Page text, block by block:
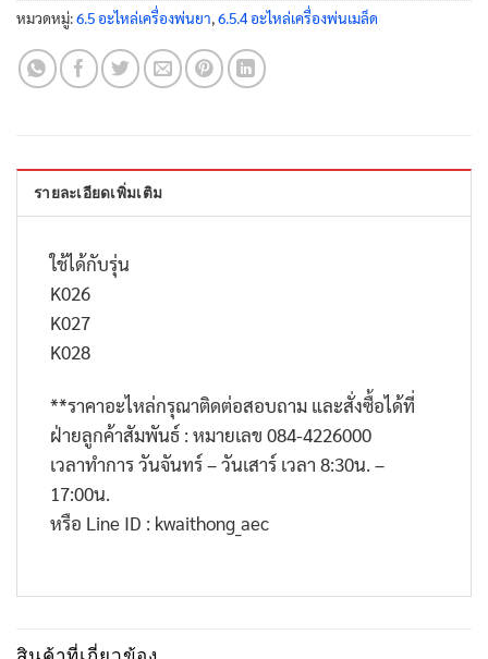
หมวดหมู่:6.5 อะไหล่เครื่องพ่นยา 6.5.4 อะไหล่เครื่องพ่นเมล็ด
รายละเอียดเพิ่มเติม
ใช้ได้กับรุ่น
K026
K027
K028
**ราคาอะไหล่กรุณาติดต่อสอบถาม และสั่งซื้อได้ที่
ฝ่ายลูกค้าสัมพันธ์ : หมายเลข 084-4226000
เวลาทำการ วันจันทร์ – วันเสาร์ เวลา 8:30น. –
17:00น.
หรือ Line ID : kwaithong_aec